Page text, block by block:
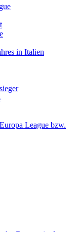
in Italien
League bzw.